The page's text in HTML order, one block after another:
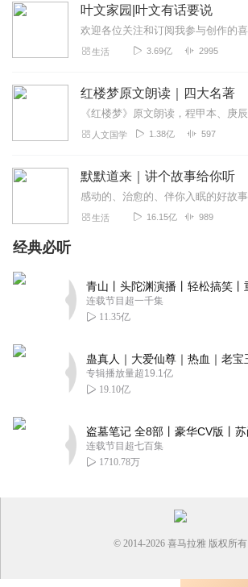
叶文家园|叶文有话要说
生活 3.69亿 2995
红楼梦原文朗读｜四大名著
人文国学 1.38亿 597
默默道来｜讲个故事给你听
生活 16.15亿 989
经典必听
连载节目超一千集
11.35亿
专辑播放量超19.1亿
19.10亿
连载节目超七百集
1710.78万
© 2014-2026 喜马拉雅 版权所有